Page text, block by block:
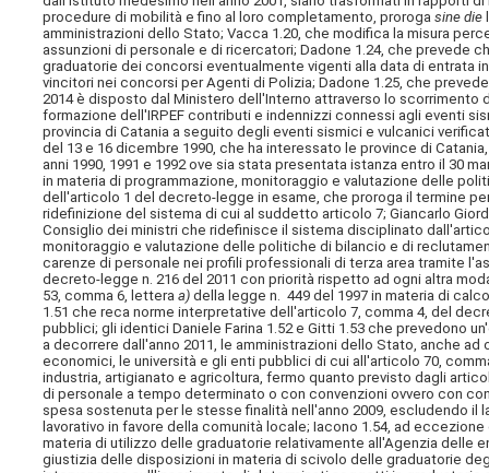
procedure di mobilità e fino al loro completamento, prorogasine die
amministrazioni dello Stato; Vacca 1.20, che modifica la misura
assunzioni di personale e di ricercatori; Dadone 1.24, che prevede
graduatorie dei concorsi eventualmente vigenti alla data di
vincitori nei concorsi per Agenti di Polizia; Dadone 1.25, che
2014 è disposto dal Ministero dell'Interno attraverso lo
formazione dell'IRPEF contributi e indennizzi connessi agli eventi
provincia di Catania a seguito degli eventi sismici e vulcanici
del 13 e 16 dicembre 1990, che ha interessato le province di
anni 1990, 1991 e 1992 ove sia stata presentata istanza entro il 30
in materia di programmazione, monitoraggio e valutazione delle
dell'articolo 1 del decreto-legge in esame, che proroga il termine
ridefinizione del sistema di cui al suddetto articolo 7; Giancarlo
Consiglio dei ministri che ridefinisce il sistema disciplinato
monitoraggio e valutazione delle politiche di bilancio e di
carenze di personale nei profili professionali di terza area tramite
decreto-legge n. 216 del 2011 con priorità rispetto ad ogni altra
53, comma 6, letteraa) della legge n. 449 del 1997 in materia di
1.51 che reca norme interpretative dell'articolo 7, comma 4, del
pubblici; gli identici Daniele Farina 1.52 e Gitti 1.53 che prevedono
a decorrere dall'anno 2011, le amministrazioni dello Stato, anche
economici, le università e gli enti pubblici di cui all'articolo 70,
industria, artigianato e agricoltura, fermo quanto previsto dagli
di personale a tempo determinato o con convenzioni ovvero con
spesa sostenuta per le stesse finalità nell'anno 2009, escludendo
lavorativo in favore della comunità locale; Iacono 1.54, ad
materia di utilizzo delle graduatorie relativamente all'Agenzia delle
giustizia delle disposizioni in materia di scivolo delle graduatorie